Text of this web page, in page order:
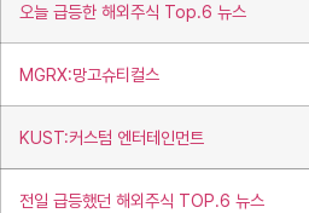
오늘 급등한 해외주식 Top.6 뉴스
MGRX:망고슈티컬스
KUST:커스텀 엔터테인먼트
전일 급등했던 해외주식 TOP.6 뉴스